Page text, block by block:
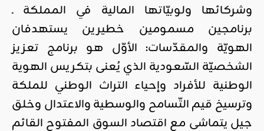
وشركائها ولوبيّاتها المالية في المملكة ـ
برنامجين مسمومين خطيرين يستهدفان
الهويّة والمقدّسات: الأوّل هو برنامج تعزيز
الشخصيّة السّعودية الذي يُعنى بتكريس الهوية
الوطنية للأفراد وإحياء التراث الوطني للملكة
وترسيخ قيم التّسامح والوسطية والاعتدال وخلق
جيل يتماشى مع اقتصاد السوق المفتوح القائم